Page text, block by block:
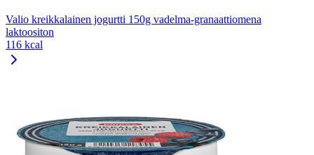
Valio kreikkalainen jogurtti 150g vadelma-granaattiomena
laktoositon
116 kcal